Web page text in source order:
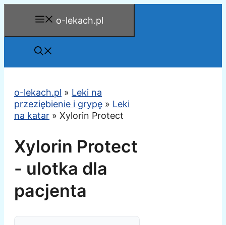
o-lekach.pl
o-lekach.pl » Leki na
przeziębienie i grypę » Leki
na katar » Xylorin Protect
Xylorin Protect
- ulotka dla
pacjenta